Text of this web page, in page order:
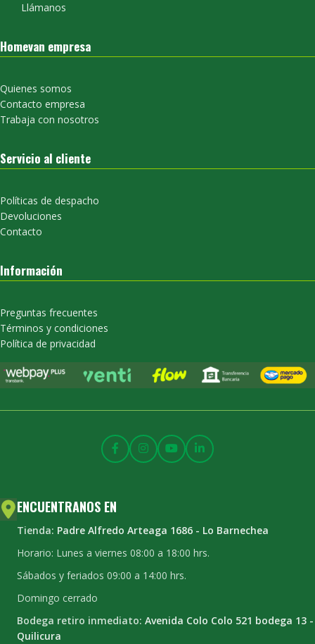
Llámanos
Homevan empresa
Quienes somos
Contacto empresa
Trabaja con nosotros
Servicio al cliente
Políticas de despacho
Devoluciones
Contacto
Información
Preguntas frecuentes
Términos y condiciones
Política de privacidad
ENCUENTRANOS EN
Tienda: Padre Alfredo Arteaga 1686 - Lo Barnechea
Horario: Lunes a viernes 08:00 a 18:00 hrs.
Sábados y feriados 09:00 a 14:00 hrs.
Domingo cerrado
Bodega retiro inmediato: Avenida Colo Colo 521 bodega 13 -
Quilicura